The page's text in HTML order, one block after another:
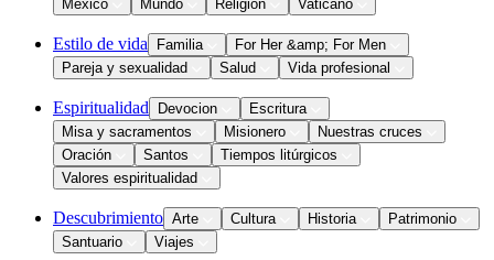
Mexico
Mundo Religión Vaticano
Estilo de vida Familia
For Her &amp; For Men
Pareja y sexualidad
Salud Vida profesional
Espiritualidad Devocion
Escritura
Misa y sacramentos
Misionero
Nuestras cruces
Oración
Santos
Tiempos litúrgicos
Valores espiritualidad
Descubrimiento Arte Cultura Historia
Patrimonio
Santuario
Viajes